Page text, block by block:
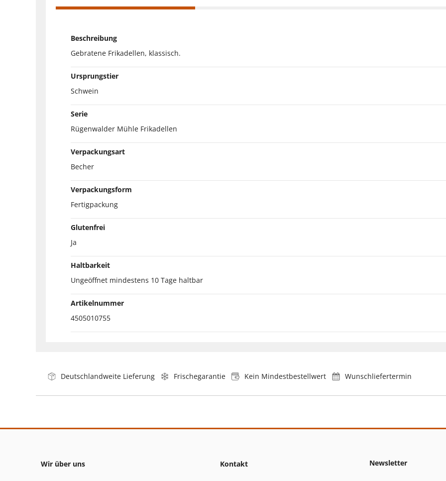
Beschreibung
Gebratene Frikadellen, klassisch.
Ursprungstier
Schwein
Serie
Rügenwalder Mühle Frikadellen
Verpackungsart
Becher
Verpackungsform
Fertigpackung
Glutenfrei
Ja
Haltbarkeit
Ungeöffnet mindestens 10 Tage haltbar
Artikelnummer
4505010755
Deutschlandweite Lieferung Frischegarantie Kein Mindestbestellwert Wunschliefertermin
Wir über uns Kontakt Newsletter